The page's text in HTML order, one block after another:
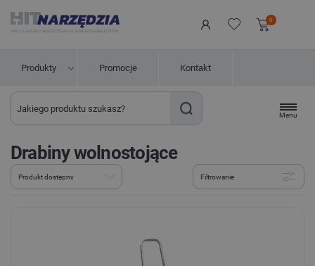
0
Produkty Promocje Kontakt
Menu
Drabiny wolnostojące
Filtrowanie